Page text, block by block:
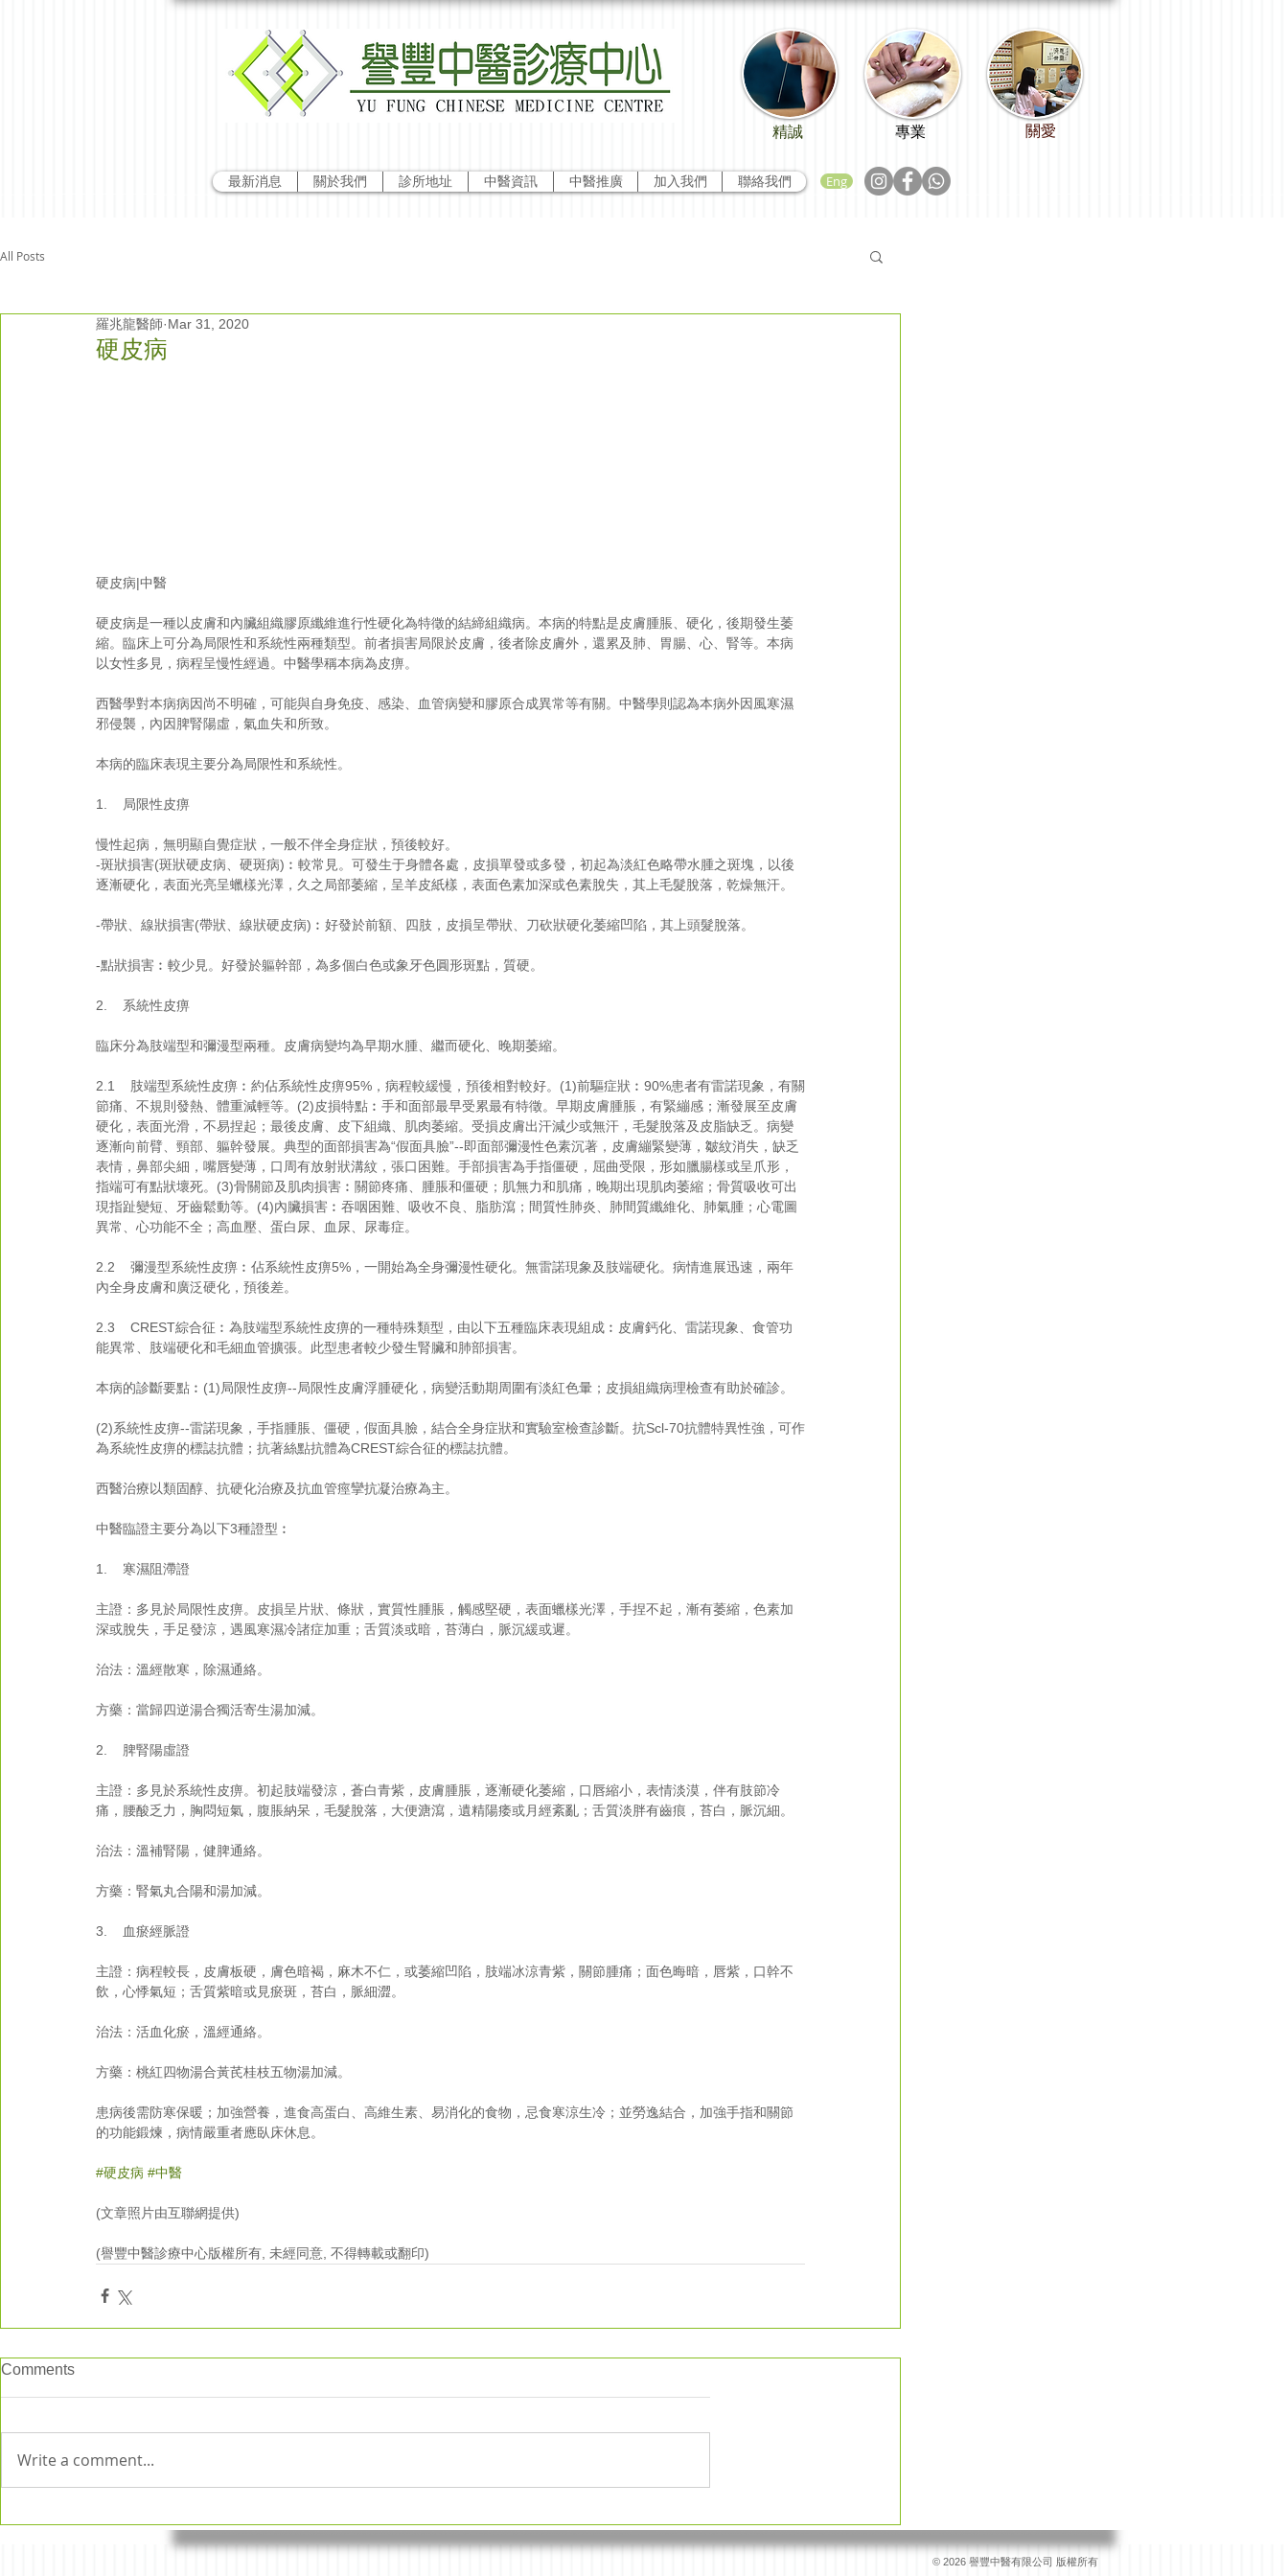
精誠
最新消息 關於我們 診所地址 中醫資訊 中醫推廣 加入我們 聯絡我們 Eng
專業 關愛
All Posts
硬皮病
羅兆龍醫師 Mar 31, 2020
硬皮病|中醫
硬皮病是一種以皮膚和內臟組織膠原纖維進行性硬化為特徵的結締組織病。本病的特點是皮膚腫脹、硬化，後期發生萎
縮。臨床上可分為局限性和系統性兩種類型。前者損害局限於皮膚，後者除皮膚外，還累及肺、胃腸、心、腎等。本病
以女性多見，病程呈慢性經過。中醫學稱本病為皮痹。
西醫學對本病病因尚不明確，可能與自身免疫、感染、血管病變和膠原合成異常等有關。中醫學則認為本病外因風寒濕
邪侵襲，內因脾腎陽虛，氣血失和所致。
本病的臨床表現主要分為局限性和系統性。
1.    局限性皮痹
慢性起病，無明顯自覺症狀，一般不伴全身症狀，預後較好。
-斑狀損害(斑狀硬皮病、硬斑病)︰較常見。可發生于身體各處，皮損單發或多發，初起為淡紅色略帶水腫之斑塊，以後
逐漸硬化，表面光亮呈蠟樣光澤，久之局部萎縮，呈羊皮紙樣，表面色素加深或色素脫失，其上毛髮脫落，乾燥無汗。
-帶狀、線狀損害(帶狀、線狀硬皮病)︰好發於前額、四肢，皮損呈帶狀、刀砍狀硬化萎縮凹陷，其上頭髮脫落。
-點狀損害︰較少見。好發於軀幹部，為多個白色或象牙色圓形斑點，質硬。
2.    系統性皮痹
臨床分為肢端型和彌漫型兩種。皮膚病變均為早期水腫、繼而硬化、晚期萎縮。
2.1    肢端型系統性皮痹︰約佔系統性皮痹95%，病程較緩慢，預後相對較好。(1)前驅症狀︰90%患者有雷諾現象，有關
節痛、不規則發熱、體重減輕等。(2)皮損特點︰手和面部最早受累最有特徵。早期皮膚腫脹，有緊繃感；漸發展至皮膚
硬化，表面光滑，不易捏起；最後皮膚、皮下組織、肌肉萎縮。受損皮膚出汗減少或無汗，毛髮脫落及皮脂缺乏。病變
逐漸向前臂、頸部、軀幹發展。典型的面部損害為“假面具臉”--即面部彌漫性色素沉著，皮膚繃緊變薄，皺紋消失，缺乏
表情，鼻部尖細，嘴唇變薄，口周有放射狀溝紋，張口困難。手部損害為手指僵硬，屈曲受限，形如臘腸樣或呈爪形，
指端可有點狀壞死。(3)骨關節及肌肉損害︰關節疼痛、腫脹和僵硬；肌無力和肌痛，晚期出現肌肉萎縮；骨質吸收可出
現指趾變短、牙齒鬆動等。(4)內臟損害︰吞咽困難、吸收不良、脂肪瀉；間質性肺炎、肺間質纖維化、肺氣腫；心電圖
異常、心功能不全；高血壓、蛋白尿、血尿、尿毒症。
2.2    彌漫型系統性皮痹︰佔系統性皮痹5%，一開始為全身彌漫性硬化。無雷諾現象及肢端硬化。病情進展迅速，兩年
內全身皮膚和廣泛硬化，預後差。
2.3    CREST綜合征︰為肢端型系統性皮痹的一種特殊類型，由以下五種臨床表現組成︰皮膚鈣化、雷諾現象、食管功
能異常、肢端硬化和毛細血管擴張。此型患者較少發生腎臟和肺部損害。
本病的診斷要點︰(1)局限性皮痹--局限性皮膚浮腫硬化，病變活動期周圍有淡紅色暈；皮損組織病理檢查有助於確診。
(2)系統性皮痹--雷諾現象，手指腫脹、僵硬，假面具臉，結合全身症狀和實驗室檢查診斷。抗Scl-70抗體特異性強，可作
為系統性皮痹的標誌抗體；抗著絲點抗體為CREST綜合征的標誌抗體。
西醫治療以類固醇、抗硬化治療及抗血管痙攣抗凝治療為主。
中醫臨證主要分為以下3種證型︰
1.    寒濕阻滯證
主證：多見於局限性皮痹。皮損呈片狀、條狀，實質性腫脹，觸感堅硬，表面蠟樣光澤，手捏不起，漸有萎縮，色素加
深或脫失，手足發涼，遇風寒濕冷諸症加重；舌質淡或暗，苔薄白，脈沉緩或遲。
治法：溫經散寒，除濕通絡。
方藥：當歸四逆湯合獨活寄生湯加減。
2.    脾腎陽虛證
主證：多見於系統性皮痹。初起肢端發涼，蒼白青紫，皮膚腫脹，逐漸硬化萎縮，口唇縮小，表情淡漠，伴有肢節冷
痛，腰酸乏力，胸悶短氣，腹脹納呆，毛髮脫落，大便溏瀉，遺精陽痿或月經紊亂；舌質淡胖有齒痕，苔白，脈沉細。
治法：溫補腎陽，健脾通絡。
方藥：腎氣丸合陽和湯加減。
3.    血瘀經脈證
主證：病程較長，皮膚板硬，膚色暗褐，麻木不仁，或萎縮凹陷，肢端冰涼青紫，關節腫痛；面色晦暗，唇紫，口幹不
飲，心悸氣短；舌質紫暗或見瘀斑，苔白，脈細澀。
治法：活血化瘀，溫經通絡。
方藥：桃紅四物湯合黃芪桂枝五物湯加減。
患病後需防寒保暖；加強營養，進食高蛋白、高維生素、易消化的食物，忌食寒涼生冷；並勞逸結合，加強手指和關節
的功能鍛煉，病情嚴重者應臥床休息。
#硬皮病 #中醫
(文章照片由互聯網提供)
(譽豐中醫診療中心版權所有, 未經同意, 不得轉載或翻印)
Comments
Write a comment...
© 2026 譽豐中醫有限公司 版權所有